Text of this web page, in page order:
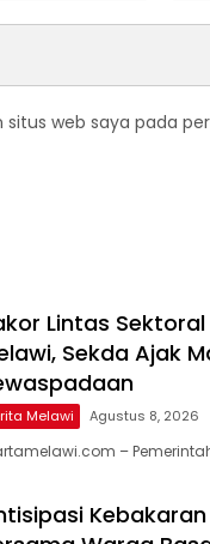
situs web saya pada
Lintas
Sekda Ajak
Melawi Agustus 8, 2026
–